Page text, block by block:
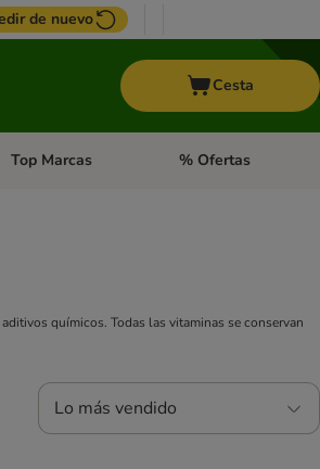
de nuevo
Cesta
Menú de categoria abierto: Otros animales
Top Marcas Menú de categoria
% Ofertas
químicos. Todas las vitaminas se conservan
Lo más vendido